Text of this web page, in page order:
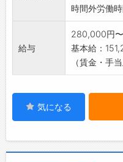
時間外労働
給与
280,000円
基本給：
（賃金・手
気になる